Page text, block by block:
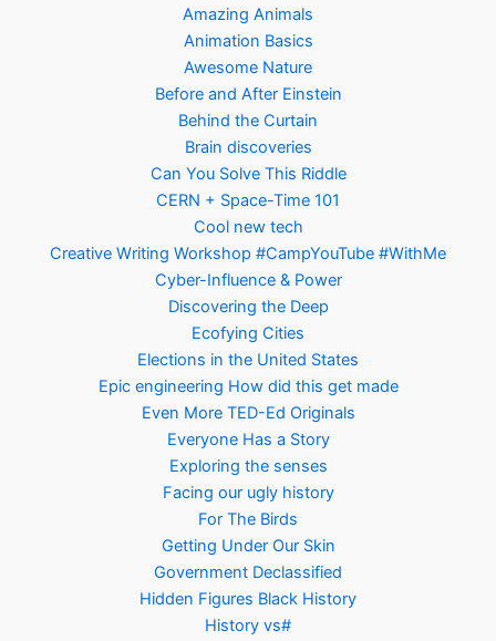
Amazing Animals
Animation Basics
Awesome Nature
Before and After Einstein
Behind the Curtain
Brain discoveries
Can You Solve This Riddle
CERN + Space-Time 101
Cool new tech
Creative Writing Workshop #CampYouTube #WithMe
Cyber-Influence & Power
Discovering the Deep
Ecofying Cities
Elections in the United States
Epic engineering How did this get made
Even More TED-Ed Originals
Everyone Has a Story
Exploring the senses
Facing our ugly history
For The Birds
Getting Under Our Skin
Government Declassified
Hidden Figures Black History
History vs#